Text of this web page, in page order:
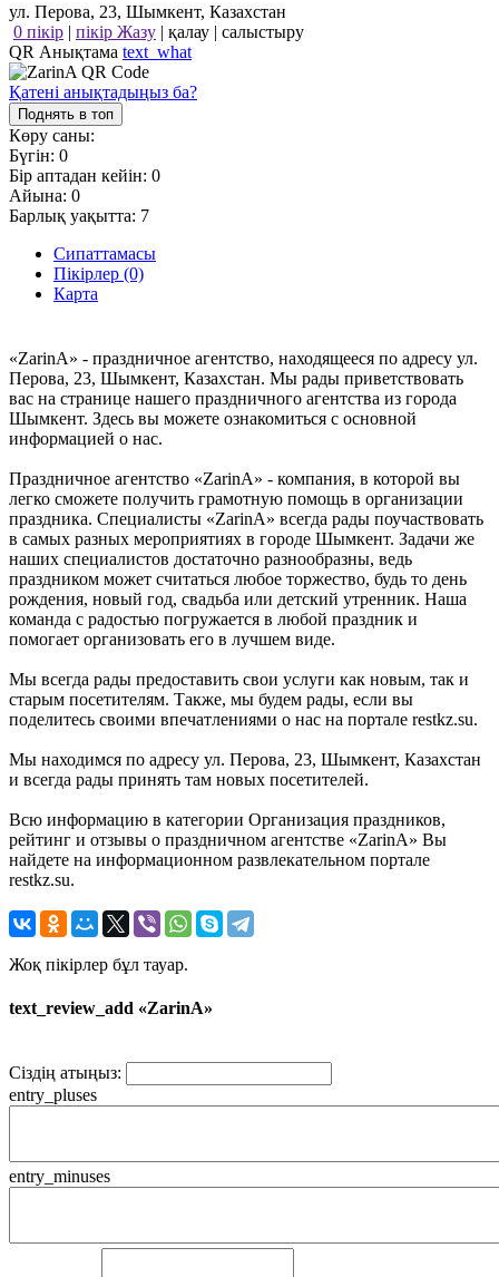
ул. Перова, 23, Шымкент, Казахстан
0 пікір | пікір Жазу | қалау | салыстыру
QR Анықтама text_what
Қатені анықтадыңыз ба?
Поднять в топ
Көру саны:
Бүгін: 0
Бір аптадан кейін: 0
Айына: 0
Барлық уақытта: 7
Сипаттамасы
Пікірлер (0)
Карта
«ZarinA» - праздничное агентство, находящееся по адресу ул.
Перова, 23, Шымкент, Казахстан. Мы рады приветствовать
вас на странице нашего праздничного агентства из города
Шымкент. Здесь вы можете ознакомиться с основной
информацией о нас.
Праздничное агентство «ZarinA» - компания, в которой вы
легко сможете получить грамотную помощь в организации
праздника. Специалисты «ZarinA» всегда рады поучаствовать
в самых разных мероприятиях в городе Шымкент. Задачи же
наших специалистов достаточно разнообразны, ведь
праздником может считаться любое торжество, будь то день
рождения, новый год, свадьба или детский утренник. Наша
команда с радостью погружается в любой праздник и
помогает организовать его в лучшем виде.
Мы всегда рады предоставить свои услуги как новым, так и
старым посетителям. Также, мы будем рады, если вы
поделитесь своими впечатлениями о нас на портале restkz.su.
Мы находимся по адресу ул. Перова, 23, Шымкент, Казахстан
и всегда рады принять там новых посетителей.
Всю информацию в категории Организация праздников,
рейтинг и отзывы о праздничном агентстве «ZarinA» Вы
найдете на информационном развлекательном портале
restkz.su.
Жоқ пікірлер бұл тауар.
text_review_add «ZarinA»
Сіздің атыңыз:
entry_pluses
entry_minuses